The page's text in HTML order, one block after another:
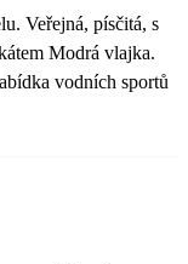
Veřejná, písčitá, s
Modrá vlajka.
vodních sportů